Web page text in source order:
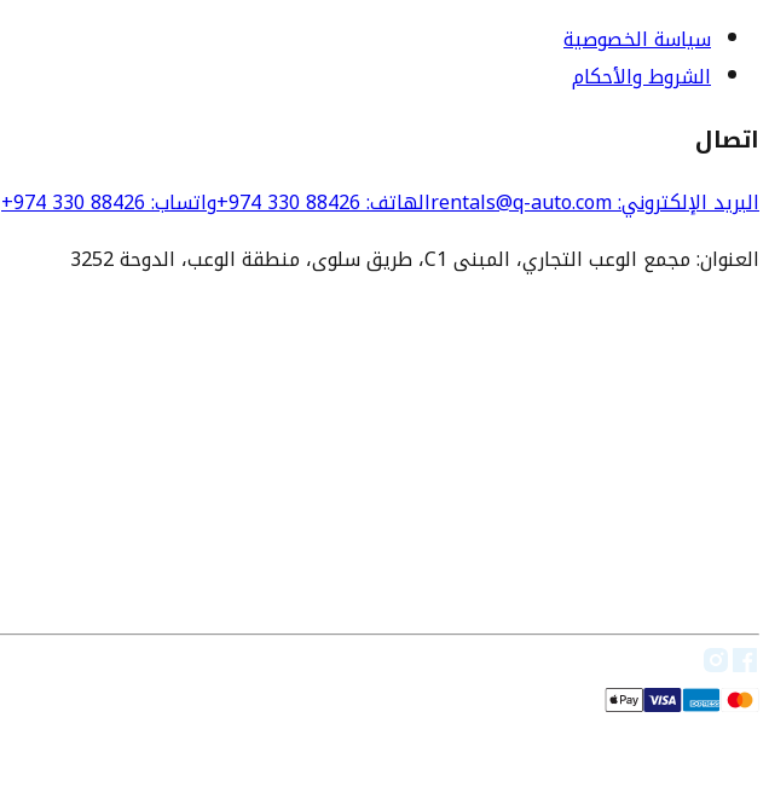
سياسة الخصوصية
الشروط والأحكام
اتصال
البريد الإلكتروني: rentals@q-auto.com الهاتف:
+974 330 88426واتساب:
+974 330 88426
العنوان: مجمع الوعب التجاري، المبنى C1، طريق سلوى، منطقة الوعب، الدوحة 3252